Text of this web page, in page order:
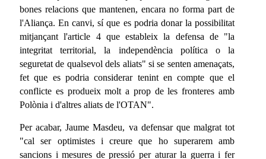
bones relacions que mantenen, encara no forma part de
l'Aliança. En canvi, sí que es podria donar la possibilitat
mitjançant l'article 4 que estableix la defensa de "la
integritat territorial, la independència política o la
seguretat de qualsevol dels aliats" si se senten amenaçats,
fet que es podria considerar tenint en compte que el
conflicte es produeix molt a prop de les fronteres amb
Polònia i d'altres aliats de l'OTAN".
Per acabar, Jaume Masdeu, va defensar que malgrat tot
"cal ser optimistes i creure que ho superarem amb
sancions i mesures de pressió per aturar la guerra i fer